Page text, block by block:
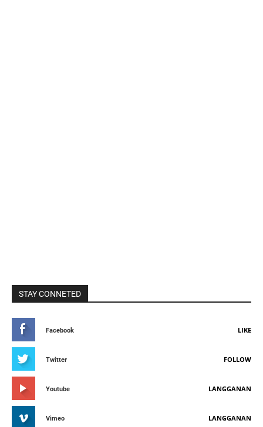
STAY CONNETED
Facebook LIKE
Twitter FOLLOW
Youtube LANGGANAN
Vimeo LANGGANAN